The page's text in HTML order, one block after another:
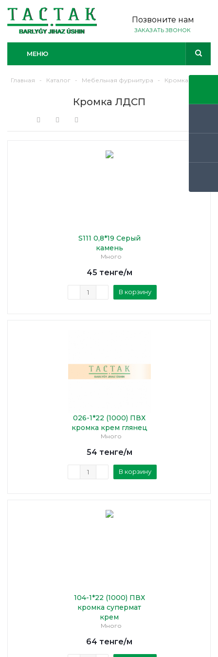
Позвоните нам
ЗАКАЗАТЬ ЗВОНОК
МЕНЮ
Главная - Каталог - Мебельная фурнитура - Кромка ЛДСП
Кромка ЛДСП
S111 0,8*19 Серый
камень
Много
45 тенге/м
В корзину
026-1*22 (1000) ПВХ
кромка крем глянец
Много
54 тенге/м
В корзину
104-1*22 (1000) ПВХ
кромка супермат
крем
Много
64 тенге/м